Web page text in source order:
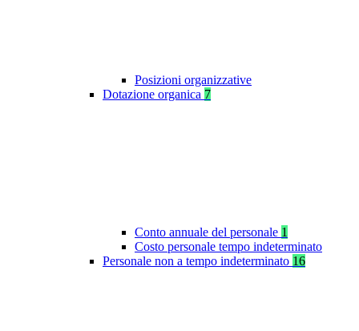
Posizioni organizzative
Dotazione organica 7
Conto annuale del personale 1
Costo personale tempo indeterminato
Personale non a tempo indeterminato 16